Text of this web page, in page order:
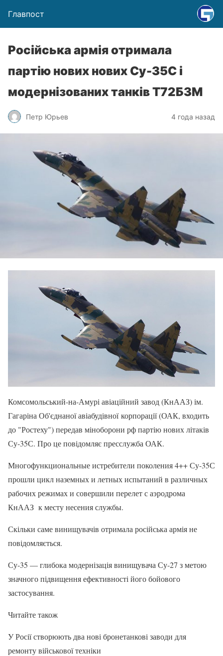
Главпост
Російська армія отримала
партію нових нових Су-35С і
модернізованих танків Т72Б3М
Петр Юрьев 4 года назад
Комсомольський-на-Амурі авіаційний завод (КнААЗ) ім.
Гагаріна Об'єднаної авіабудівної корпорації (ОАК, входить
до "Ростеху") передав міноборони рф партію нових літаків
Су-35С. Про це повідомляє пресслужба ОАК.
Многофункциональные истребители поколения 4++ Су-35С
прошли цикл наземных и летных испытаний в различных
рабочих режимах и совершили перелет с аэродрома
КнААЗ к месту несения службы.
Скільки саме винищувачів отримала російська армія не
повідомляється.
Су-35 — глибока модернізація винищувача Су-27 з метою
значного підвищення ефективності його бойового
застосування.
Читайте також
У Росії створюють два нові бронетанкові заводи для
ремонту військової техніки